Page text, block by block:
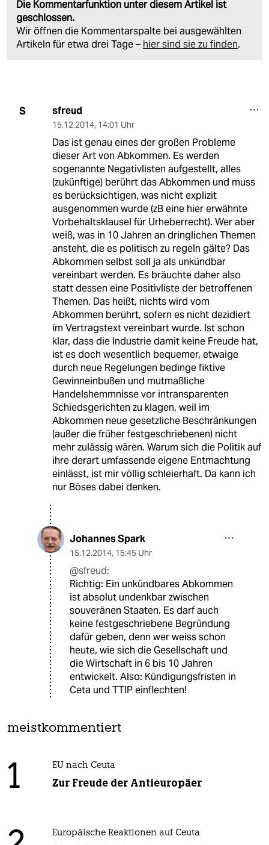
Die Kommentarfunktion unter diesem Artikel ist
geschlossen.
Wir öffnen die Kommentarspalte bei ausgewählten
Artikeln für etwa drei Tage – hier sind sie zu finden.
S sfreud
15.12.2014, 14:01 Uhr
Das ist genau eines der großen Probleme
dieser Art von Abkommen. Es werden
sogenannte Negativlisten aufgestellt, alles
(zukünftige) berührt das Abkommen und muss
es berücksichtigen, was nicht explizit
ausgenommen wurde (zB eine hier erwähnte
Vorbehaltsklausel für Urheberrecht). Wer aber
weiß, was in 10 Jahren an dringlichen Themen
ansteht, die es politisch zu regeln gälte? Das
Abkommen selbst soll ja als unkündbar
vereinbart werden. Es bräuchte daher also
statt dessen eine Positivliste der betroffenen
Themen. Das heißt, nichts wird vom
Abkommen berührt, sofern es nicht dezidiert
im Vertragstext vereinbart wurde. Ist schon
klar, dass die Industrie damit keine Freude hat,
ist es doch wesentlich bequemer, etwaige
durch neue Regelungen bedinge fiktive
Gewinneinbußen und mutmaßliche
Handelshemmnisse vor intransparenten
Schiedsgerichten zu klagen, weil im
Abkommen neue gesetzliche Beschränkungen
(außer die früher festgeschriebenen) nicht
mehr zulässig wären. Warum sich die Politik auf
ihre derart umfassende eigene Entmachtung
einlässt, ist mir völlig schleierhaft. Da kann ich
nur Böses dabei denken.
Johannes Spark
15.12.2014, 15:45 Uhr
@sfreud:
Richtig: Ein unkündbares Abkommen
ist absolut undenkbar zwischen
souveränen Staaten. Es darf auch
keine festgeschriebene Begründung
dafür geben, denn wer weiss schon
heute, wie sich die Gesellschaft und
die Wirtschaft in 6 bis 10 Jahren
entwickelt. Also: Kündigungsfristen in
Ceta und TTIP einflechten!
meistkommentiert
1 EU nach Ceuta
Zur Freude der Antieuropäer
Europäische Reaktionen auf Ceuta